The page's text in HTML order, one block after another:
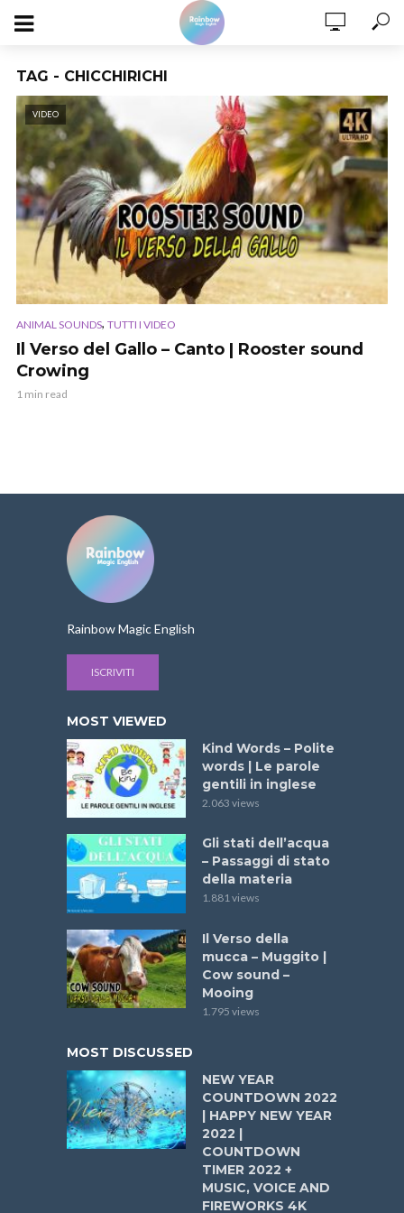
TAG - CHICCHIRICHI
VIDEO
ANIMAL SOUNDS, TUTTI I VIDEO
Il Verso del Gallo – Canto | Rooster sound
Crowing
1 min read
Rainbow Magic English
ISCRIVITI
MOST VIEWED
Kind Words – Polite
words | Le parole
gentili in inglese
2.063 views
Gli stati dell’acqua
– Passaggi di stato
della materia
1.881 views
Il Verso della
mucca – Muggito |
Cow sound –
Mooing
1.795 views
MOST DISCUSSED
NEW YEAR
COUNTDOWN 2022
| HAPPY NEW YEAR
2022 |
COUNTDOWN
TIMER 2022 +
MUSIC, VOICE AND
FIREWORKS 4K